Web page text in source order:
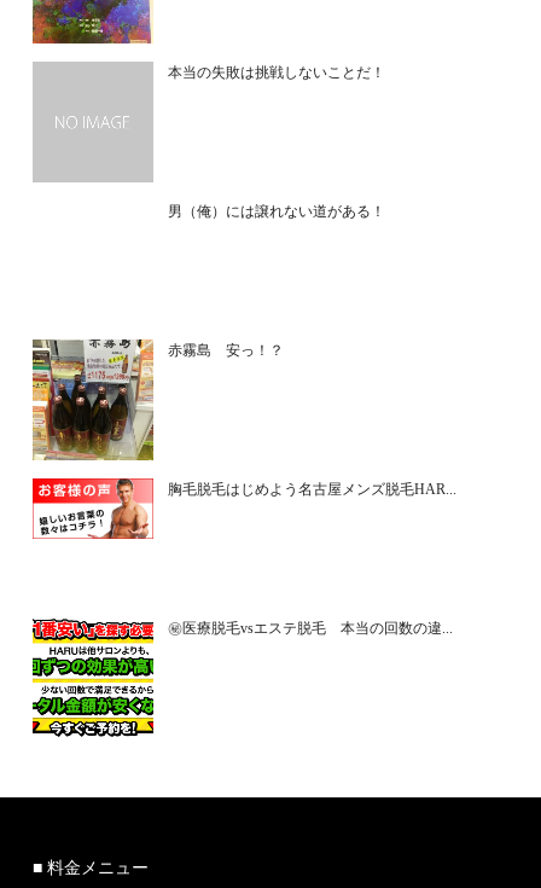
本当の失敗は挑戦しないことだ！
男（俺）には譲れない道がある！
赤霧島 安っ！？
胸毛脱毛はじめよう名古屋メンズ脱毛HAR...
㊙医療脱毛vsエステ脱毛 本当の回数の違...
■ 料金メニュー